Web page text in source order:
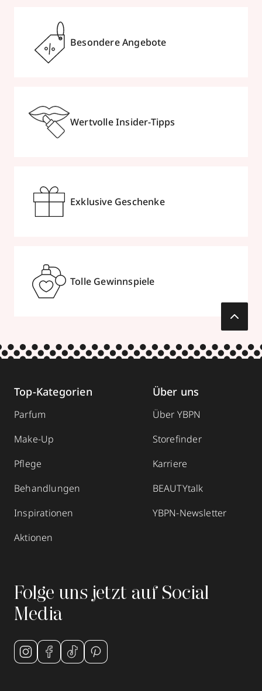
Besondere Angebote
Wertvolle Insider-Tipps
Exklusive Geschenke
Tolle Gewinnspiele
Top-Kategorien
Parfum
Make-Up
Pflege
Behandlungen
Inspirationen
Aktionen
Über uns
Über YBPN
Storefinder
Karriere
BEAUTYtalk
YBPN-Newsletter
Folge uns jetzt auf Social
Media